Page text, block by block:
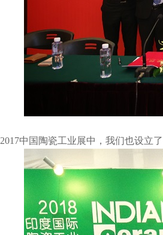
2017中国陶瓷工业展中，我们也设立了